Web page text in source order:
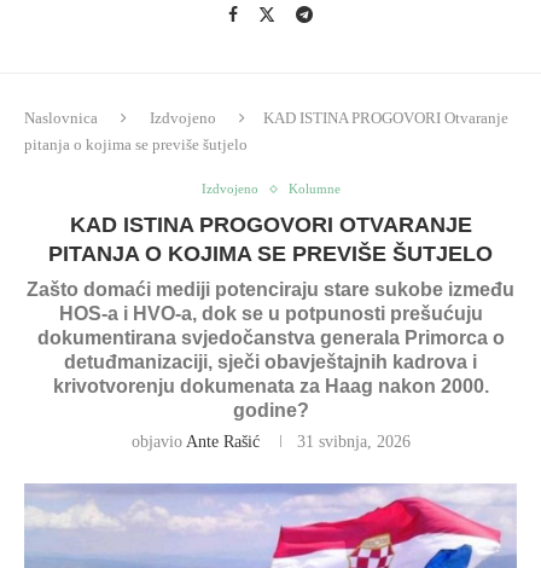
Naslovnica Izdvojeno
KAD ISTINA PROGOVORI Otvaranje
pitanja o kojima se previše šutjelo
Izdvojeno Kolumne
KAD ISTINA PROGOVORI OTVARANJE
PITANJA O KOJIMA SE PREVIŠE ŠUTJELO
Zašto domaći mediji potenciraju stare sukobe između
HOS-a i HVO-a, dok se u potpunosti prešućuju
dokumentirana svjedočanstva generala Primorca o
detuđmanizaciji, sječi obavještajnih kadrova i
krivotvorenju dokumenata za Haag nakon 2000.
godine?
objavio Ante Rašić 31 svibnja, 2026